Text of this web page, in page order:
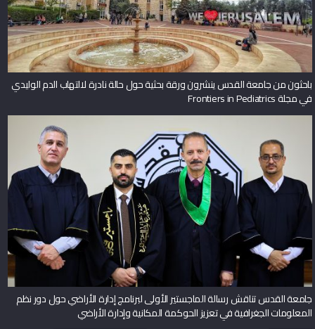
باحثون من جامعة القدس ينشرون ورقة بحثية حول حالة نادرة لالتهاب الدم الوليدي
في مجلة Frontiers in Pediatrics
جامعة القدس تناقش رسالة الماجستير الأولى لبرنامج إدارة الأراضي حول دور نظم
المعلومات الجغرافية في تعزيز الحوكمة المكانية وإدارة الأراضي